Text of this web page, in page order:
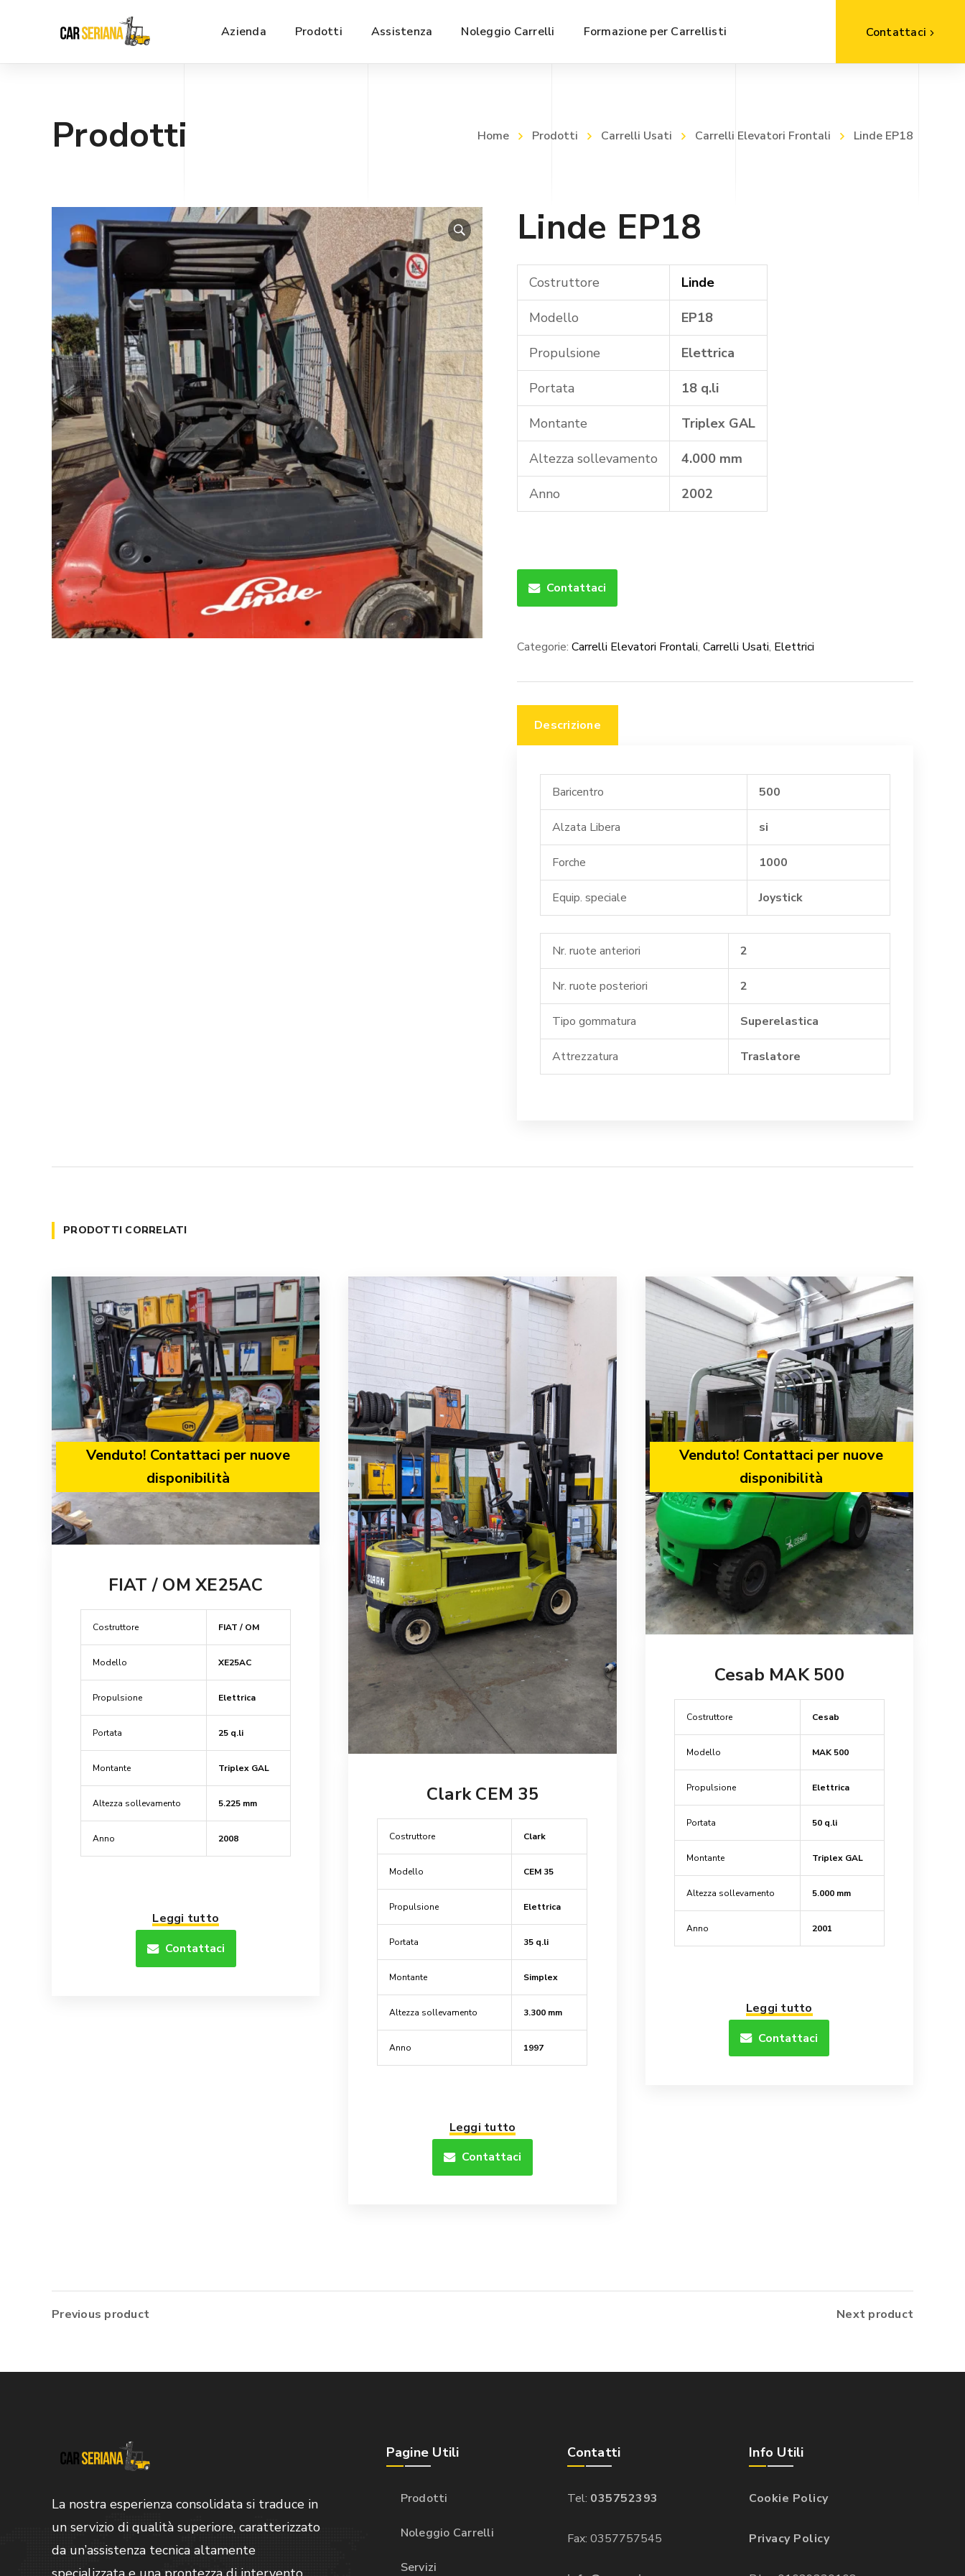
Azienda Prodotti Assistenza Noleggio Carrelli Formazione per Carrellisti Contattaci
Prodotti Home Prodotti Carrelli Usati Carrelli Elevatori Frontali Linde EP18
Linde EP18
Costruttore Linde
Modello EP18
Propulsione Elettrica
Portata 18 q.li
Montante Triplex GAL
Altezza sollevamento 4.000 mm
Anno 2002
Contattaci
Categorie: Carrelli Elevatori Frontali, Carrelli Usati, Elettrici
Descrizione
Baricentro 500
Alzata Libera si
Forche 1000
Equip. speciale Joystick
Nr. ruote anteriori 2
Nr. ruote posteriori 2
Tipo gommatura Superelastica
Attrezzatura Traslatore
PRODOTTI CORRELATI
Venduto! Contattaci per nuove
disponibilità
FIAT / OM XE25AC
Costruttore FIAT / OM
Modello XE25AC
Propulsione Elettrica
Portata 25 q.li
Montante Triplex GAL
Altezza sollevamento 5.225 mm
Anno 2008
Leggi tutto
Contattaci
Clark CEM 35
Costruttore Clark
Modello CEM 35
Propulsione Elettrica
Portata 35 q.li
Montante Simplex
Altezza sollevamento 3.300 mm
Anno 1997
Leggi tutto
Contattaci
Venduto! Contattaci per nuove
disponibilità
Cesab MAK 500
Costruttore Cesab
Modello MAK 500
Propulsione Elettrica
Portata 50 q.li
Montante Triplex GAL
Altezza sollevamento 5.000 mm
Anno 2001
Leggi tutto
Contattaci
Previous product Next product
La nostra esperienza consolidata si traduce in
un servizio di qualità superiore, caratterizzato
da un’assistenza tecnica altamente
Pagine Utili
Prodotti
Noleggio Carrelli
Servizi
Contatti
Tel: 035752393
Fax: 0357757545
Info Utili
Cookie Policy
Privacy Policy